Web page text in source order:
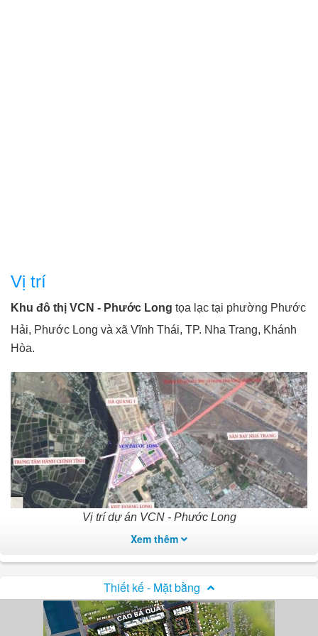
Vị trí
Khu đô thị VCN - Phước Long tọa lạc tại phường Phước
Hải, Phước Long và xã Vĩnh Thái, TP. Nha Trang, Khánh
Hòa.
Vị trí dự án VCN - Phước Long
Hạ tầng
Khu đô thị VCN Phước Hảiđược đầu tư xây dựng hạ
Xem thêm
Thiết kế - Mặt bằng